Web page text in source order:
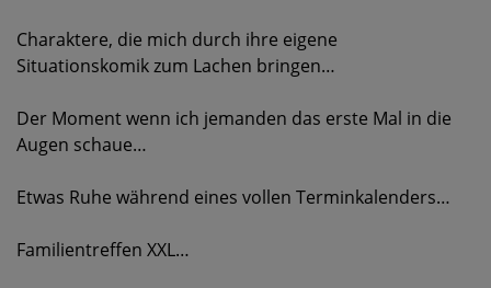
Charaktere, die mich durch ihre eigene
Situationskomik zum Lachen bringen…
Der Moment wenn ich jemanden das erste Mal in die
Augen schaue…
Etwas Ruhe während eines vollen Terminkalenders…
Familientreffen XXL…